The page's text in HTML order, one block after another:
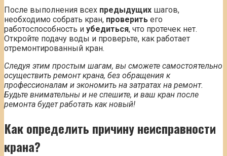
После выполнения всех предыдущих шагов,
необходимо собрать кран, проверить его
работоспособность и убедиться, что протечек нет.
Откройте подачу воды и проверьте, как работает
отремонтированный кран.
Следуя этим простым шагам, вы сможете самостоятельно
осуществить ремонт крана, без обращения к
профессионалам и экономить на затратах на ремонт.
Будьте внимательны и не спешите, и ваш кран после
ремонта будет работать как новый!
Как определить причину неисправности
крана?